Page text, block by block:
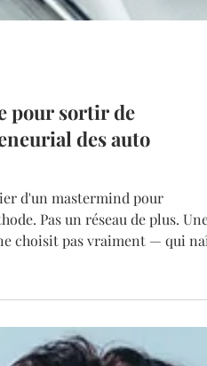
sortir de
des auto
d'un mastermind pour
Pas un réseau de plus. Une
ensemble. Comme une
qu'on avance, révèle qu'elle